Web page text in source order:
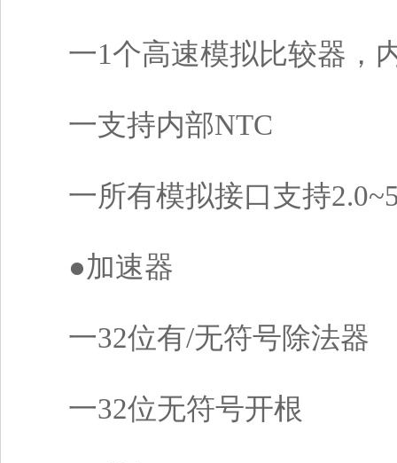
一1个高速模拟比较器，
一支持内部NTC
一所有模拟接口支持
●加速器
一32位有/无符号除法器
一32位无符号开根